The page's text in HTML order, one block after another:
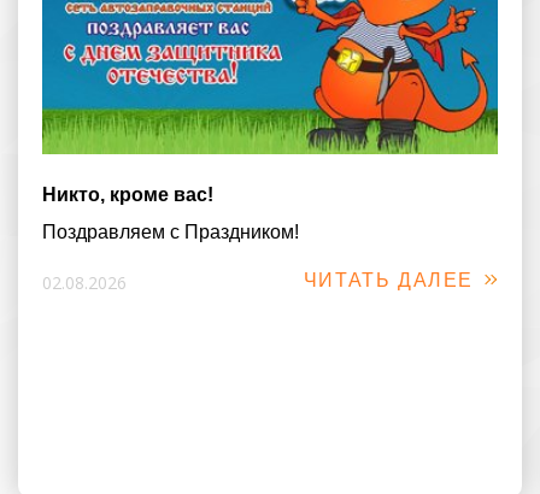
Никто, кроме вас!
Поздравляем с Праздником!
02.08.2026 ЧИТАТЬ ДАЛЕЕ